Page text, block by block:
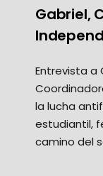
Gabriel,
Entrevista a
la lucha
estudiantil,
camino del